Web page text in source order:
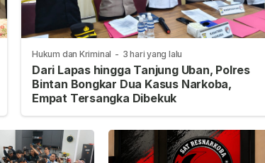
Hukum dan Kriminal - 3 hari yang lalu
Dari Lapas hingga Tanjung Uban, Polres
Bintan Bongkar Dua Kasus Narkoba,
Empat Tersangka Dibekuk